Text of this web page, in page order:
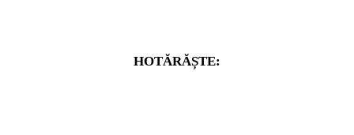
HOTĂRĂȘTE: